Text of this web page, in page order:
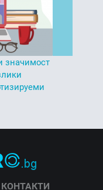
значимост
КОНТАКТИ